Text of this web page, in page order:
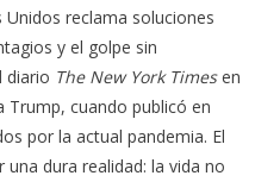
reclama soluciones
y el golpe sin
diario The New York Timesen
Trump, cuando publicó en
por la actual pandemia. El
dura realidad: la vida no